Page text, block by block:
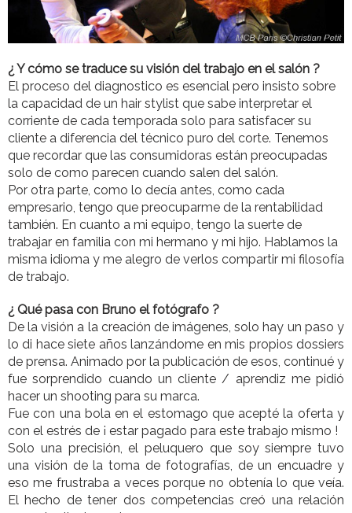
¿ Y cómo se traduce su visión del trabajo en el salón ?
El proceso del diagnostico es esencial pero insisto sobre
la capacidad de un hair stylist que sabe interpretar el
corriente de cada temporada solo para satisfacer su
cliente a diferencia del técnico puro del corte. Tenemos
que recordar que las consumidoras están preocupadas
solo de como parecen cuando salen del salón.
Por otra parte, como lo decía antes, como cada
empresario, tengo que preocuparme de la rentabilidad
también. En cuanto a mi equipo, tengo la suerte de
trabajar en familia con mi hermano y mi hijo. Hablamos la
misma idioma y me alegro de verlos compartir mi filosofía
de trabajo.
¿ Qué pasa con Bruno el fotógrafo ?
De la visión a la creación de imágenes, solo hay un paso y
lo di hace siete años lanzándome en mis propios dossiers
de prensa. Animado por la publicación de esos, continué y
fue sorprendido cuando un cliente / aprendiz me pidió
hacer un shooting para su marca.
Fue con una bola en el estomago que acepté la oferta y
con el estrés de ¡ estar pagado para este trabajo mismo !
Solo una precisión, el peluquero que soy siempre tuvo
una visión de la toma de fotografías, de un encuadre y
eso me frustraba a veces porque no obtenía lo que veía.
El hecho de tener dos competencias creó una relación